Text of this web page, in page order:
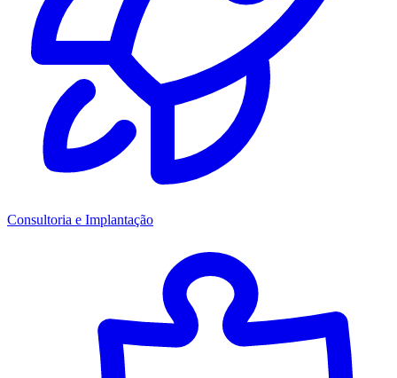
Consultoria e Implantação